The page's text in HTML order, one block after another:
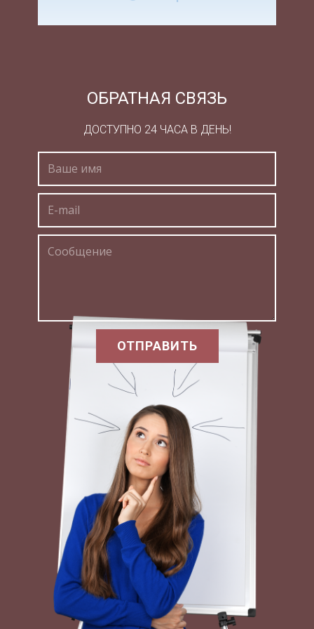
началась городская общеполитическая стачка.
демонстраций, установления 8-часового
«Долой самодержавие!». В первых числах
октября стачка распространилась на
большинство городов страны и стала
всероссийской.
Участились крестьянские выступления,
заполыхали помещичьи имения.
инициативе 17 октября 1905 г.
Николай II подписал Манифест «Об
усовершенствовании государственного
порядка». Провозглашались демократические
свободы – неприкосновенность личности,
свобода слова и собраний, создание
профсоюзных, политических и иных
объединений. Было обещано учреждение
высшего представительного органа,
обладающего законодательными функциями, -
Государственной Думы. С конца 1905 года
революционный подъём пошел на спад.
Энергия общественности была направлена на
создание политических партий, борьбу за места
в Думе (выборы прошли в марте-апреле 1906), а
затем – за влияние на характер принимаемых
ДОСТУПНО 24 ЧАСА В ДЕНЬ!
ОТПРАВИТЬ
ОБРАТНАЯ СВЯЗЬ